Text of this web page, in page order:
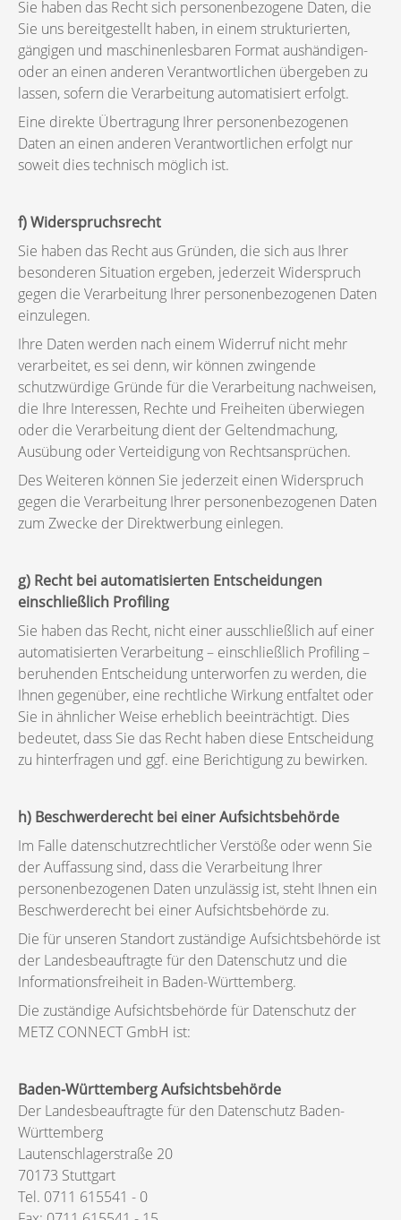
Sie haben das Recht sich personenbezogene Daten, die
Sie uns bereitgestellt haben, in einem strukturierten,
gängigen und maschinenlesbaren Format aushändigen-
oder an einen anderen Verantwortlichen übergeben zu
lassen, sofern die Verarbeitung automatisiert erfolgt.
Eine direkte Übertragung Ihrer personenbezogenen
Daten an einen anderen Verantwortlichen erfolgt nur
soweit dies technisch möglich ist.
f) Widerspruchsrecht
Sie haben das Recht aus Gründen, die sich aus Ihrer
besonderen Situation ergeben, jederzeit Widerspruch
gegen die Verarbeitung Ihrer personenbezogenen Daten
einzulegen.
Ihre Daten werden nach einem Widerruf nicht mehr
verarbeitet, es sei denn, wir können zwingende
schutzwürdige Gründe für die Verarbeitung nachweisen,
die Ihre Interessen, Rechte und Freiheiten überwiegen
oder die Verarbeitung dient der Geltendmachung,
Ausübung oder Verteidigung von Rechtsansprüchen.
Des Weiteren können Sie jederzeit einen Widerspruch
gegen die Verarbeitung Ihrer personenbezogenen Daten
zum Zwecke der Direktwerbung einlegen.
g) Recht bei automatisierten Entscheidungen
einschließlich Profiling
Sie haben das Recht, nicht einer ausschließlich auf einer
automatisierten Verarbeitung – einschließlich Profiling –
beruhenden Entscheidung unterworfen zu werden, die
Ihnen gegenüber, eine rechtliche Wirkung entfaltet oder
Sie in ähnlicher Weise erheblich beeinträchtigt. Dies
bedeutet, dass Sie das Recht haben diese Entscheidung
zu hinterfragen und ggf. eine Berichtigung zu bewirken.
h) Beschwerderecht bei einer Aufsichtsbehörde
Im Falle datenschutzrechtlicher Verstöße oder wenn Sie
der Auffassung sind, dass die Verarbeitung Ihrer
personenbezogenen Daten unzulässig ist, steht Ihnen ein
Beschwerderecht bei einer Aufsichtsbehörde zu.
Die für unseren Standort zuständige Aufsichtsbehörde ist
der Landesbeauftragte für den Datenschutz und die
Informationsfreiheit in Baden-Württemberg.
Die zuständige Aufsichtsbehörde für Datenschutz der
METZ CONNECT GmbH ist:
Baden-Württemberg Aufsichtsbehörde
Der Landesbeauftragte für den Datenschutz Baden-
Württemberg
Lautenschlagerstraße 20
70173 Stuttgart
Tel. 0711 615541 - 0